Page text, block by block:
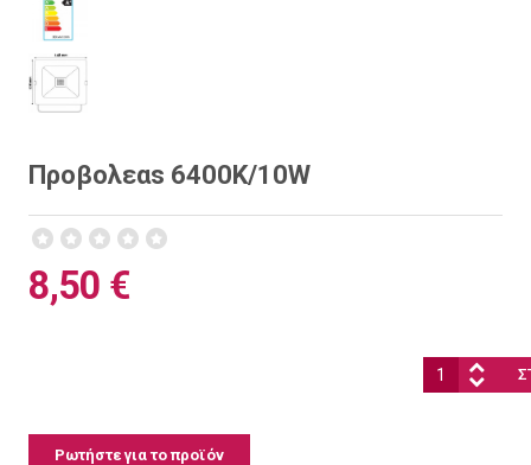
Προβολεαs 6400K/10W
8,50 €
Ποσότητα:
Ρωτήστε για το προϊόν